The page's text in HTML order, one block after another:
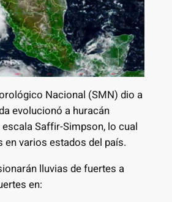
Nacional (SMN) dio a
evolucionó a huracán
Saffir-Simpson, lo cual
en varios estados del país.
lluvias de fuertes a
en: